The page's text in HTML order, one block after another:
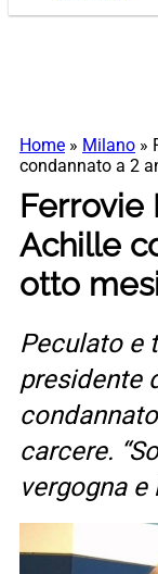
Home » Milano »
condannato a 2
Ferrovie
Achille
otto
Peculato e
presidente
carcere.
vergogna e